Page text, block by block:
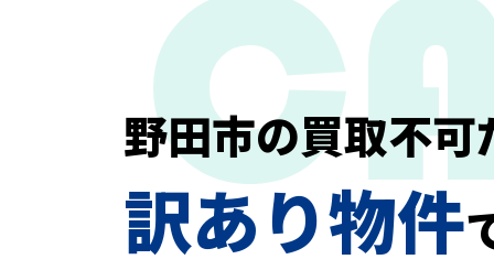
野田市の買取不可
訳あり物件